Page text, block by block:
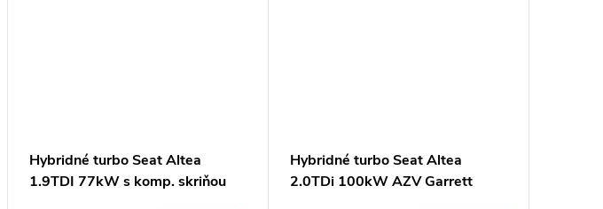
Hybridné turbo Seat Altea
1.9TDI 77kW s komp. skriňou
Hybridné turbo Seat Altea
2.0TDi 100kW AZV Garrett